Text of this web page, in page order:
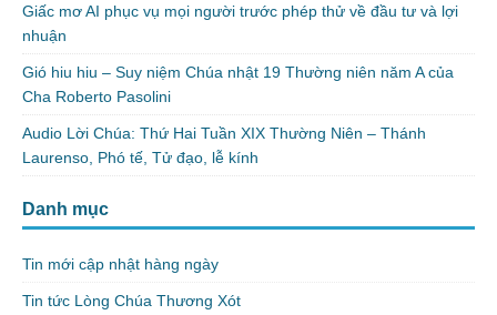
Giấc mơ AI phục vụ mọi người trước phép thử về đầu tư và lợi
nhuận
Gió hiu hiu – Suy niệm Chúa nhật 19 Thường niên năm A của
Cha Roberto Pasolini
Audio Lời Chúa: Thứ Hai Tuần XIX Thường Niên – Thánh
Laurenso, Phó tế, Tử đạo, lễ kính
Danh mục
Tin mới cập nhật hàng ngày
Tin tức Lòng Chúa Thương Xót